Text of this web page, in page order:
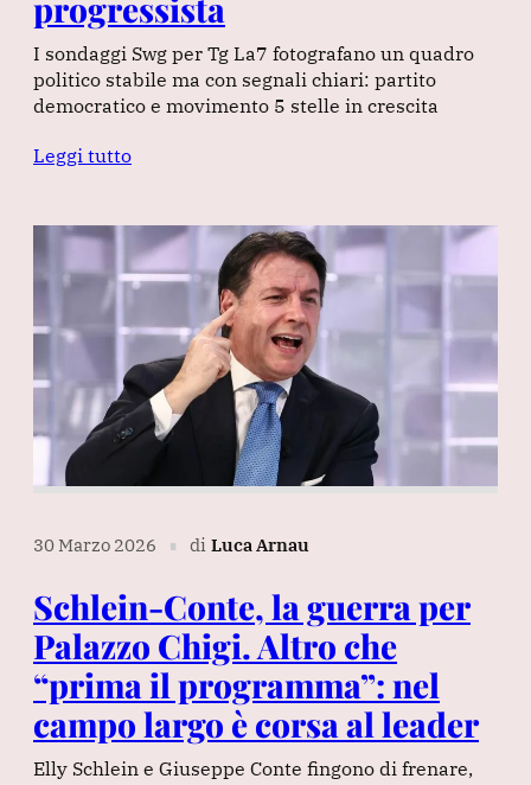
I sondaggi Swg per Tg La7 fotografano un quadro
politico stabile ma con segnali chiari: partito
democratico e movimento 5 stelle in crescita
Leggi tutto
30 Marzo 2026 ∎ di Luca Arnau
Schlein-Conte, la guerra per
Palazzo Chigi. Altro che
“prima il programma”: nel
campo largo è corsa al leader
Elly Schlein e Giuseppe Conte fingono di frenare,